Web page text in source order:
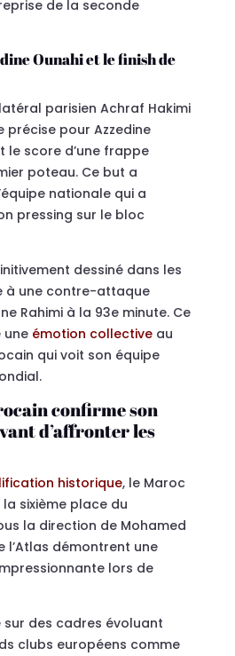
de la seconde
Ounahi et le finish de
parisien Achraf Hakimi
précise pour Azzedine
le score d’une frappe
poteau. Ce but a
nationale qui a
pressing sur le bloc
dessiné dans les
à une contre-attaque
Rahimi à la 93e minute. Ce
une émotion collectiveau
qui voit son équipe
confirme son
d’affronter les
historique, le Maroc
sixième place du
la direction de Mohamed
l’Atlas démontrent une
lors de
sur des cadres évoluant
clubs européens comme